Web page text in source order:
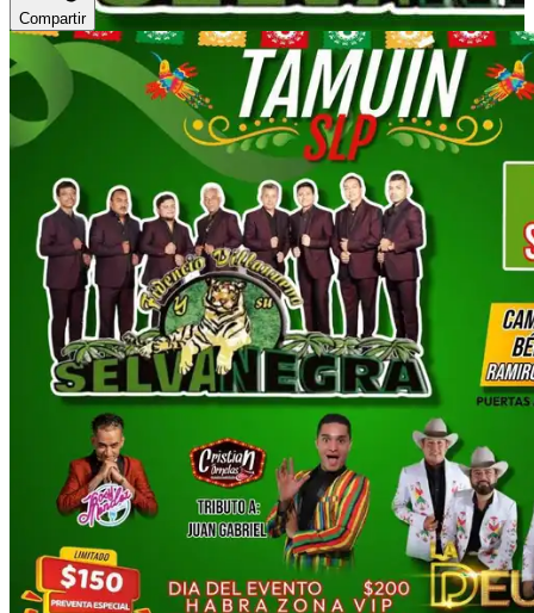
Compartir